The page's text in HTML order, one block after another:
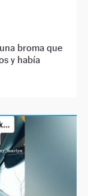
broma que
y había